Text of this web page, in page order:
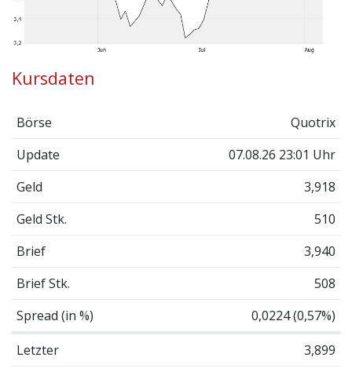
Kursdaten
Börse
Quotrix
Update
07.08.26 23:01 Uhr
Geld
3,918
Geld Stk.
510
Brief
3,940
Brief Stk.
508
Spread (in %)
0,0224 (0,57%)
Letzter
3,899